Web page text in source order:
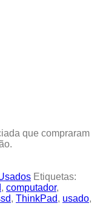
que compraram
Etiquetas:
, computador,
, ThinkPad, usado,